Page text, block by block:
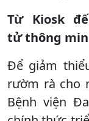
Từ Kiosk
tử thông
Để giảm
rườm rà cho
Bệnh viện